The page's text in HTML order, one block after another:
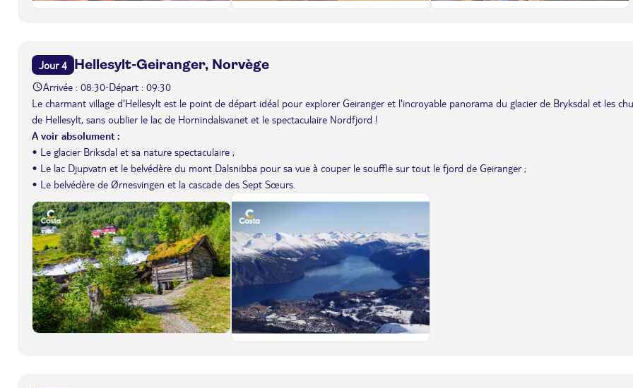
Jour 4 Hellesylt-Geiranger, Norvège
Arrivée : 08:30-Départ : 09:30
Le charmant village d'Hellesylt est le point de départ idéal pour explorer Geiranger et l'incroyable panorama du glacier de Bryksdal et les
de Hellesylt, sans oublier le lac de Hornindalsvanet et le spectaculaire Nordfjord !
A voir absolument :
• Le glacier Briksdal et sa nature spectaculaire ;
• Le lac Djupvatn et le belvédère du mont Dalsnibba pour sa vue à couper le souffle sur tout le fjord de Geiranger ;
• Le belvédère de Ørnesvingen et la cascade des Sept Sœurs.